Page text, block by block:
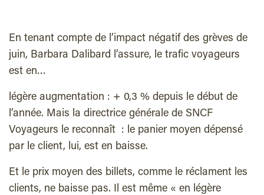
En tenant compte de l’impact négatif des grèves de
juin, Barbara Dalibard l’assure, le trafic voyageurs
est en…
légère augmentation : + 0,3 % depuis le début de
l’année. Mais la directrice générale de SNCF
Voyageurs le reconnaît : le panier moyen dépensé
par le client, lui, est en baisse.
Et le prix moyen des billets, comme le réclament les
clients, ne baisse pas. Il est même « en légère